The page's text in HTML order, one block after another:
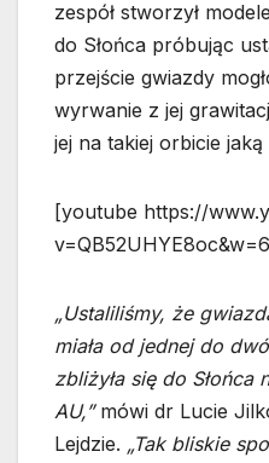
zespół stworzył
do Słońca próbując
przejście gwiazdy
wyrwanie z jej
jej na takiej orbicie
[youtube https://
„Ustaliliśmy, że
miała od jednej do
zbliżyła się do Słońca
AU,”mówi dr Lucie
Lejdzie. „Tak bliskie